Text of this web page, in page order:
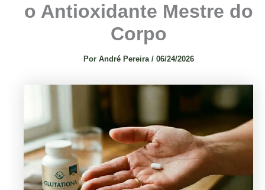
o Antioxidante Mestre do
Corpo
Por André Pereira / 06/24/2026